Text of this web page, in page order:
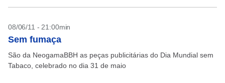
08/06/11 - 21:00min
Sem fumaça
São da NeogamaBBH as peças publicitárias do Dia Mundial sem
Tabaco, celebrado no dia 31 de maio